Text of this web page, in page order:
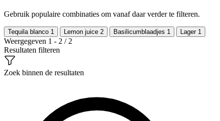
Gebruik populaire combinaties om vanaf daar verder te filteren.
Tequila blanco 1 Lemon juice 2 Basilicumblaadjes 1 Lager 1
Weergegeven 1 - 2 / 2
Resultaten filteren
Zoek binnen de resultaten